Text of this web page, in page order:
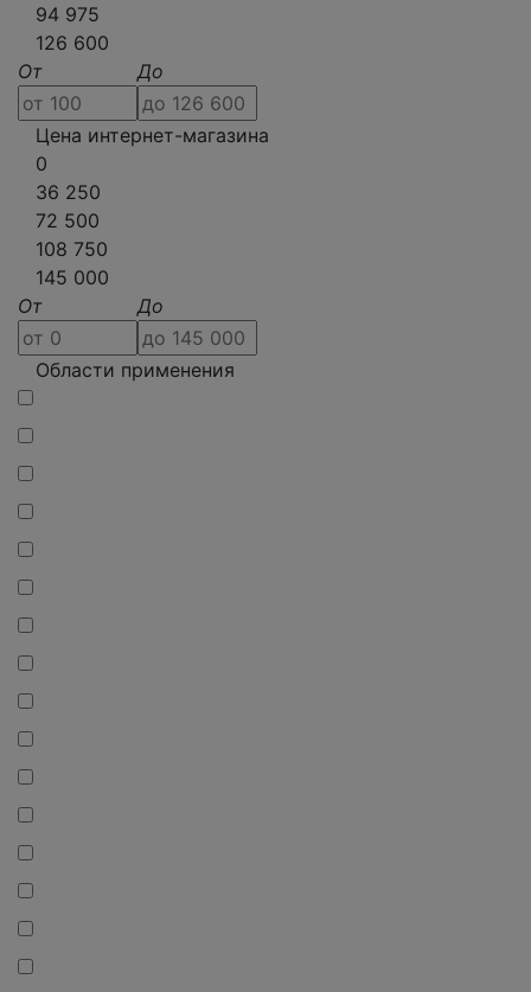
94 975
126 600
От
До
Цена интернет-магазина
0
36 250
72 500
108 750
145 000
От
До
Области применения